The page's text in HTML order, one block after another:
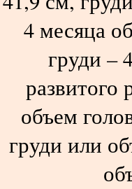
4 месяца
груди –
развитого
объем
груди или